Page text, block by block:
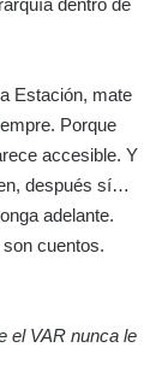
dentro de
Estación, mate
Porque
accesible. Y
después sí…
adelante.
cuentos.
el VAR nunca le